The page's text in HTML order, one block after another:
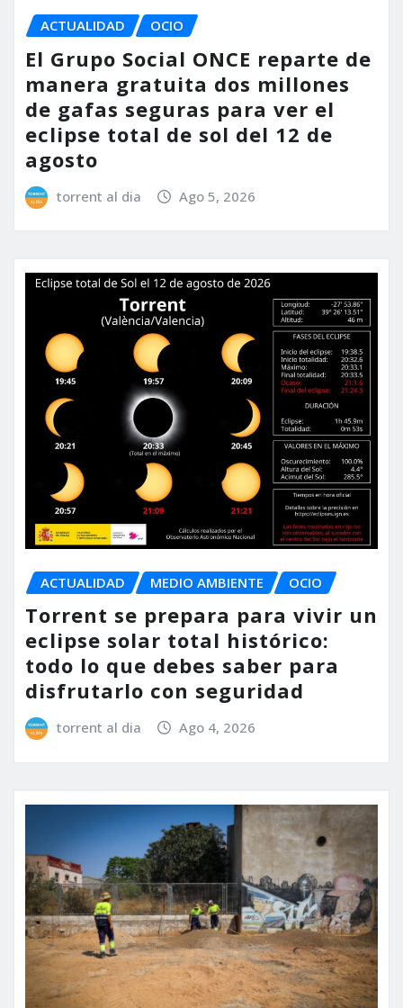
ACTUALIDAD OCIO
El Grupo Social ONCE reparte de
manera gratuita dos millones
de gafas seguras para ver el
eclipse total de sol del 12 de
agosto
torrent al dia Ago 5, 2026
ACTUALIDAD MEDIO AMBIENTE OCIO
Torrent se prepara para vivir un
eclipse solar total histórico:
todo lo que debes saber para
disfrutarlo con seguridad
torrent al dia Ago 4, 2026